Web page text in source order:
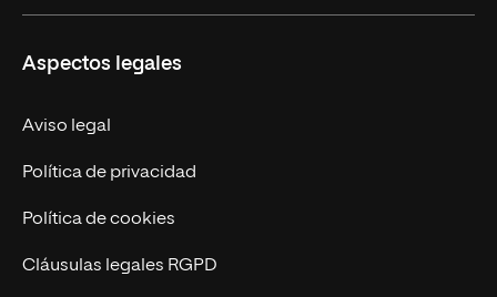
Carreras
Trabaja en UNIR
Actualidad
Contáctanos
Aspectos legales
Aviso legal
Política de privacidad
Política de cookies
Cláusulas legales RGPD